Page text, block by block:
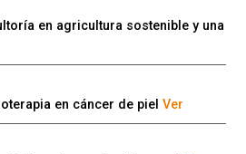
en agricultura sostenible y una
en cáncer de pielVer